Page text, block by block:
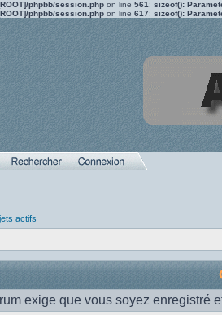
phpbb/session.php on line 561 : sizeof():
phpbb/session.php on line 617: sizeof():
actifs
exige que vous soyez enregistré